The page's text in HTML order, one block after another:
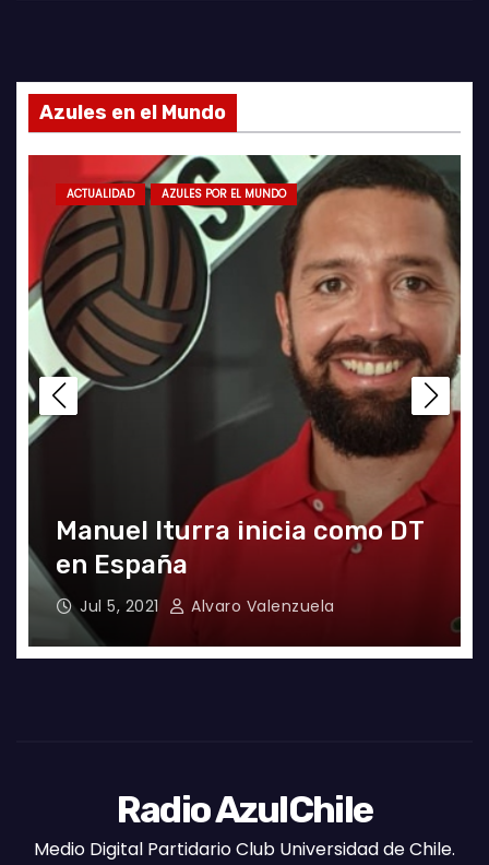
Azules en el Mundo
ACTUALIDAD AZULES POR EL MUNDO
Manuel Iturra inicia como DT
en España
Jul 5, 2021 Alvaro Valenzuela
Radio AzulChile
Medio Digital Partidario Club Universidad de Chile.